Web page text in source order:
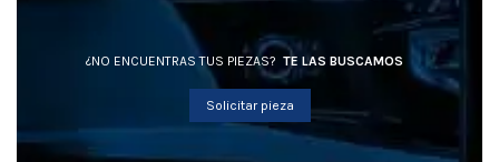
¿NO ENCUENTRAS TUS PIEZAS? TE LAS BUSCAMOS
Solicitar pieza